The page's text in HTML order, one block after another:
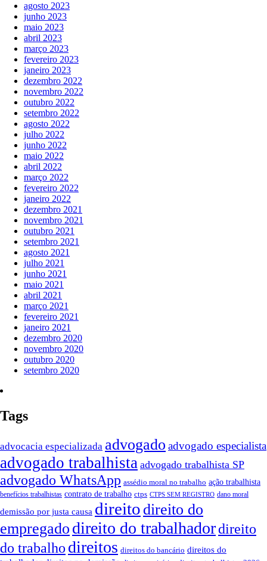
agosto 2023
junho 2023
maio 2023
abril 2023
março 2023
fevereiro 2023
janeiro 2023
dezembro 2022
novembro 2022
outubro 2022
setembro 2022
agosto 2022
julho 2022
junho 2022
maio 2022
abril 2022
março 2022
fevereiro 2022
janeiro 2022
dezembro 2021
novembro 2021
outubro 2021
setembro 2021
agosto 2021
julho 2021
junho 2021
maio 2021
abril 2021
março 2021
fevereiro 2021
janeiro 2021
dezembro 2020
novembro 2020
outubro 2020
setembro 2020
Tags
advocacia especializada advogado advogado especialista
advogado trabalhista advogado trabalhista SP
advogado WhatsApp assédio moral no trabalho ação trabalhista
benefícios trabalhistas contrato de trabalho ctps CTPS SEM REGISTRO dano moral
demissão por justa causa direito direito do
empregado direito do trabalhadordireito
do trabalho direitos direitos do bancário direitos do